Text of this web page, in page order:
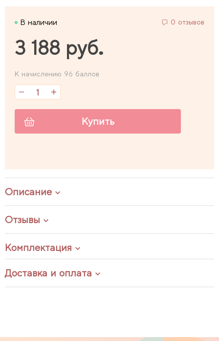
В наличии 0 отзывов
3 188 руб.
К начислению 96 баллов
Купить
Описание
Отзывы
Комплектация
Доставка и оплата